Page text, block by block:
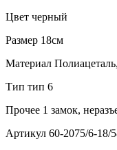
Цвет черный
Размер 18см
Материал
Тип тип 6
Прочее 1 замок,
Артикул 60-2075/6-18/